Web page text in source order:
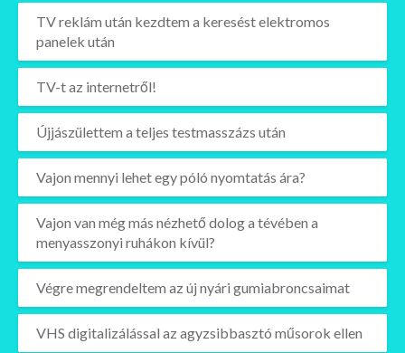
TV reklám után kezdtem a keresést elektromos
panelek után
TV-t az internetről!
Újjászülettem a teljes testmasszázs után
Vajon mennyi lehet egy póló nyomtatás ára?
Vajon van még más nézhető dolog a tévében a
menyasszonyi ruhákon kívül?
Végre megrendeltem az új nyári gumiabroncsaimat
VHS digitalizálással az agyzsibbasztó műsorok ellen